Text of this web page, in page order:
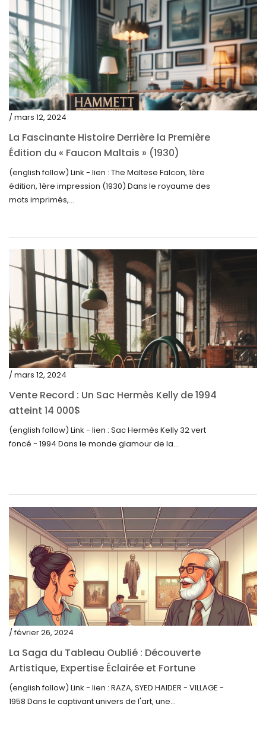
octobre 2023
septembre 2023
août 2023
juillet 2023
juin 2023
mai 2023
avril 2023
mars 2023
février 2023
janvier 2023
novembre 2022
octobre 2022
septembre 2022
août 2022
juillet 2022
juin 2022
mai 2022
avril 2022
mars 2022
février 2022
septembre 2021
août 2021
juillet 2021
juin 2021
mai 2021
avril 2021
mars 2021
janvier 2021
décembre 2020
novembre 2020
/ mars 12, 2024
La Fascinante Histoire Derrière la Première
Édition du « Faucon Maltais » (1930)
(english follow) Link - lien : The Maltese Falcon, 1ère
édition, 1ère impression (1930) Dans le royaume des
mots imprimés,...
/ mars 12, 2024
Vente Record : Un Sac Hermès Kelly de 1994
atteint 14 000$
(english follow) Link - lien : Sac Hermès Kelly 32 vert
foncé - 1994 Dans le monde glamour de la...
/ février 26, 2024
La Saga du Tableau Oublié : Découverte
Artistique, Expertise Éclairée et Fortune
Inattendue
(english follow) Link - lien : RAZA, SYED HAIDER - VILLAGE -
1958 Dans le captivant univers de l'art, une...